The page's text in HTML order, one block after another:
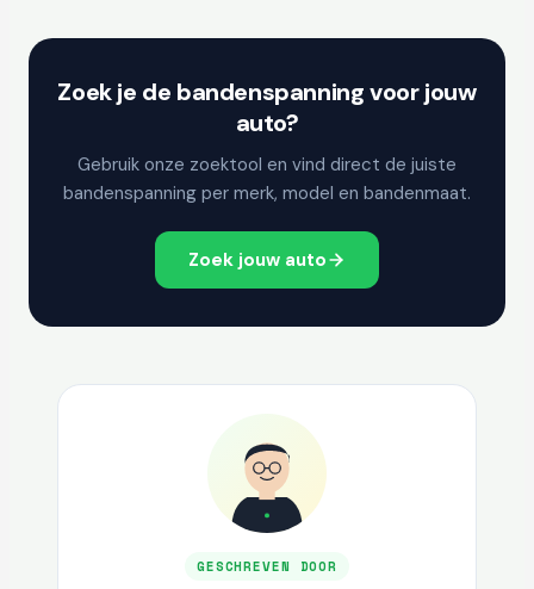
Zoek je de bandenspanning voor jouw
auto?
Gebruik onze zoektool en vind direct de juiste
bandenspanning per merk, model en bandenmaat.
Zoek jouw auto
GESCHREVEN DOOR